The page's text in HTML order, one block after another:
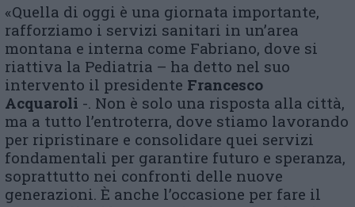
«Quella di oggi è una giornata importante,
rafforziamo i servizi sanitari in un’area
montana e interna come Fabriano, dove si
riattiva la Pediatria – ha detto nel suo
intervento il presidente Francesco
Acquaroli -. Non è solo una risposta alla città,
ma a tutto l’entroterra, dove stiamo lavorando
per ripristinare e consolidare quei servizi
fondamentali per garantire futuro e speranza,
soprattutto nei confronti delle nuove
generazioni. È anche l’occasione per fare il